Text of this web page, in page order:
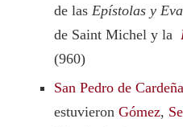
de las Epístolas y
de Saint Michel y la
(960)
San Pedro de Cardeña
estuvieron Gómez,